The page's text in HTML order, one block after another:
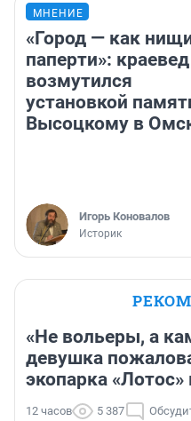
МНЕНИЕ
«Город — как
паперти»: краевед
возмутился
установкой
Высоцкому в
Игорь Коновалов
Историк
«Не вольеры, а
девушка
экопарка «Лотос»
12 часов 5 387